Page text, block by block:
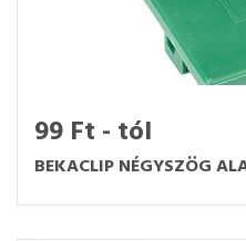
99 Ft - tól
BEKACLIP NÉGYSZÖG